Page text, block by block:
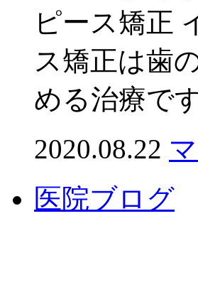
ピース矯正
ス矯正は歯
める治療で
2020.08.22
医院ブログ